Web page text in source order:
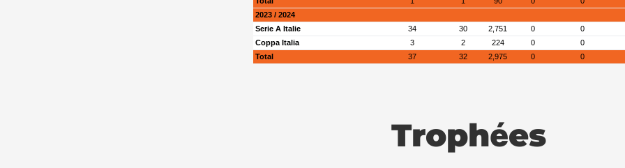
2023 / 2024
Serie A Italie
34 30 2,751 0 0
Coppa Italia
3 2 224 0 0
Total
37 32 2,975 0 0
Trophées